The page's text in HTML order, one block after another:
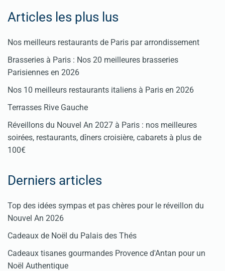
Articles les plus lus
Nos meilleurs restaurants de Paris par arrondissement
Brasseries à Paris : Nos 20 meilleures brasseries
Parisiennes en 2026
Nos 10 meilleurs restaurants italiens à Paris en 2026
Terrasses Rive Gauche
Réveillons du Nouvel An 2027 à Paris : nos meilleures
soirées, restaurants, dîners croisière, cabarets à plus de
100€
Derniers articles
Top des idées sympas et pas chères pour le réveillon du
Nouvel An 2026
Cadeaux de Noël du Palais des Thés
Cadeaux tisanes gourmandes Provence d'Antan pour un
Noël Authentique